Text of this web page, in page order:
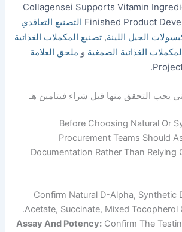
Collagensei Supports
Finished التصنيع التعاقدي
,تصنيع المكملات الغذائية
الصمغيةوملحق العلامة
قبل شراء فيتامين هـ
Before Choosing
Procurement
Documentation Rather
Confirm Natural D-
Acetate, Succinate,
Assay And Potency: